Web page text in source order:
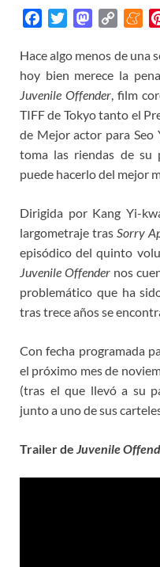
c
e
b
o
o
k
i
t
t
e
r
M
s
t
o
d
o
n
p
y
L
i
n
k
M
n
e
a
m
e
Hace algo menos de una
hoy bien merece la
Juvenile Offender, film
TIFF de Tokyo tanto el
de Mejor actor para Seo
toma las riendas de su
puede hacerlo del mejor
Dirigida por Kang Yi-
largometraje tras Sorry
episódico del quinto
Juvenile Offender nos
problemático que ha
tras trece años se
Con fecha programada
el próximo mes de
(tras el que llevó a su
junto a uno de sus
Trailer de Juvenile